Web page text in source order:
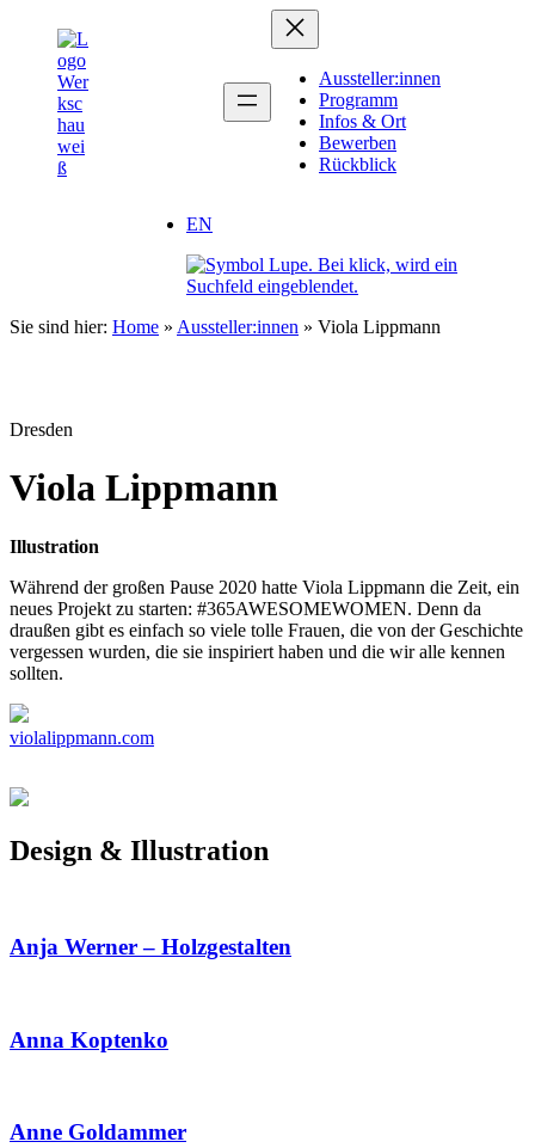
springen
Aussteller:innen
Programm
Infos & Ort
Bewerben
Rückblick
EN
Sie sind hier: Home » Aussteller:innen » Viola Lippmann
Dresden
Viola Lippmann
Illustration
Während der großen Pause 2020 hatte Viola Lippmann die Zeit, ein
neues Projekt zu starten: #365AWESOMEWOMEN. Denn da
draußen gibt es einfach so viele tolle Frauen, die von der Geschichte
vergessen wurden, die sie inspiriert haben und die wir alle kennen
sollten.
violalippmann.com
Design & Illustration
Anja Werner – Holzgestalten
Anna Koptenko
Anne Goldammer